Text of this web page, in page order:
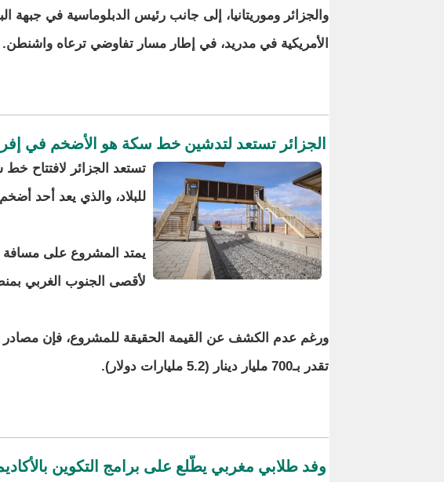
والجزائر وموريتانيا، إلى جانب رئيس الدبلوماسية في جبهة
الأمريكية في مدريد، في إطار مسار تفاوضي ترعاه واشنطن.
الجزائر تستعد لتدشين خط سكة هو الأضخم في
تستعد الجزائر لافتتاح
للبلاد، والذي يعد أحد
لأقصى الجنوب الغربي
ورغم عدم الكشف عن القيمة الحقيقة للمشروع، فإن
تقدر بـ700 مليار دينار (5.2 مليارات دولار).
وفد طلابي مغربي يطّلع على برامج التكوين